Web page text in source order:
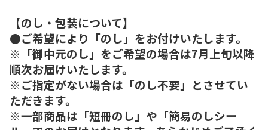
【のし・包装について】
●ご希望により「のし」をお付けいたします。
※「御中元のし」をご希望の場合は7月上旬以降
順次お届けいたします。
※ご指定がない場合は「のし不要」とさせてい
ただきます。
※一部商品は「短冊のし」や「簡易のしシー